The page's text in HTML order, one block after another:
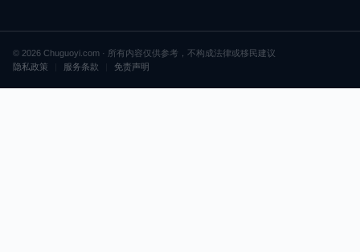
© 2026 Chuguoyi.com · 所有内容仅供参考，不构成法律或移民建议
隐私政策
服务条款 免责声明